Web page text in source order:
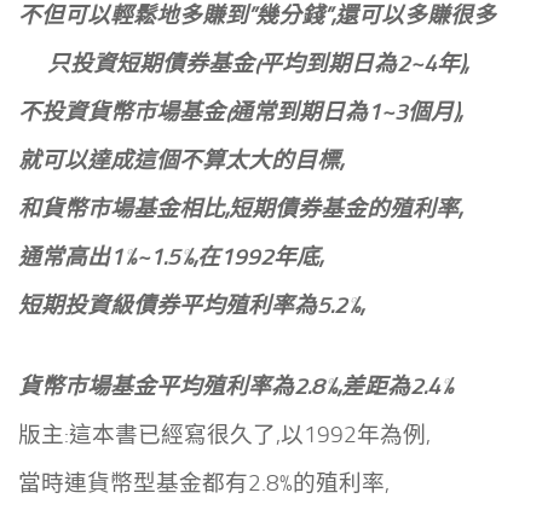
不但可以輕鬆地多賺到”幾分錢”,還可以多賺很多
只投資短期債券基金(平均到期日為2~4年),
不投資貨幣市場基金(通常到期日為1~3個月),
就可以達成這個不算太大的目標,
和貨幣市場基金相比,短期債券基金的殖利率,
通常高出1%~1.5%,在1992年底,
短期投資級債券平均殖利率為5.2%,
貨幣市場基金平均殖利率為2.8%,差距為2.4%
版主:這本書已經寫很久了,以1992年為例,
當時連貨幣型基金都有2.8%的殖利率,